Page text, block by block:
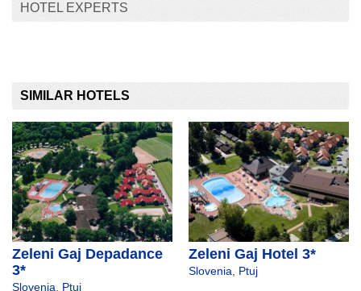
HOTEL EXPERTS
SIMILAR HOTELS
Zeleni Gaj Depadance
3*
Slovenia, Ptuj
Zeleni Gaj Hotel 3*
Slovenia, Ptuj